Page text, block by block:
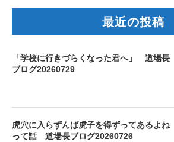
最近の投稿
「学校に行きづらくなった君へ」 道場長
ブログ20260729
虎穴に入らずんば虎子を得ずってあるよね
って話 道場長ブログ20260726